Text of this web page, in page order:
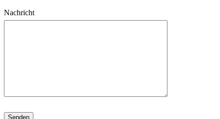
s
e
s
Nachricht